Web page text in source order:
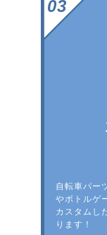
自転車パー
やボトルゲ
カスタムし
ります！